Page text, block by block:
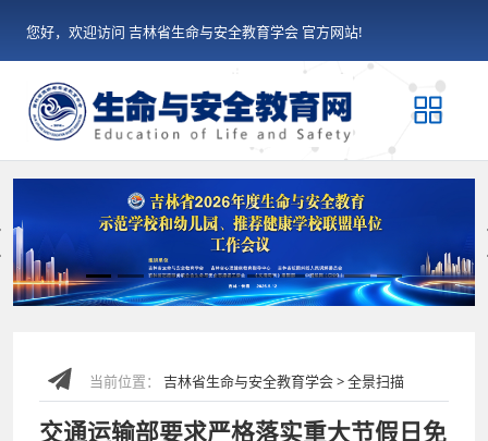
您好，欢迎访问 吉林省生命与安全教育学会 官方网站!
当前位置： 吉林省生命与安全教育学会 > 全景扫描
交通运输部要求严格落实重大节假日免